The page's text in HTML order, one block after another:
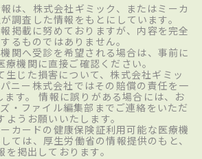
は、株式会社ギミック、またはミーカ
調査した情報をもとにしています。
掲載に努めておりますが、内容を完全
るものではありません。
関へ受診を希望される場合は、事前に
療機関に直接ご確認ください。
生じた損害について、株式会社ギミッ
ニー株式会社ではその賠償の責任を一
ます。 情報に誤りがある場合には、お
・ファイル編集部までご連絡をいただ
ようお願いいたします。
カードの健康保険証利用可能な医療機
ては、厚生労働省の情報提供のもと、
を掲出しております。